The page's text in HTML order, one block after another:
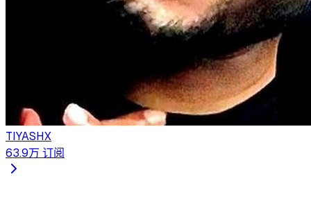
TIYASHX
63.9万 订阅